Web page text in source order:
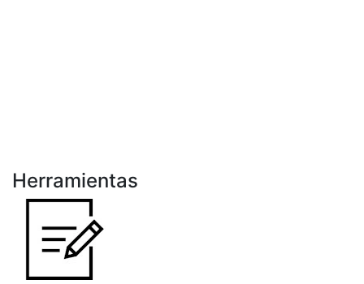
Herramientas